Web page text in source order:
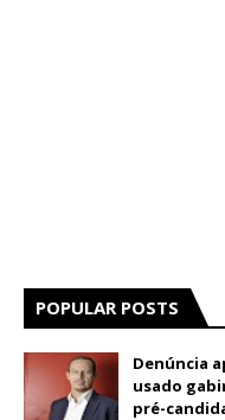
POPULAR POSTS
Denúncia
usado
pré-